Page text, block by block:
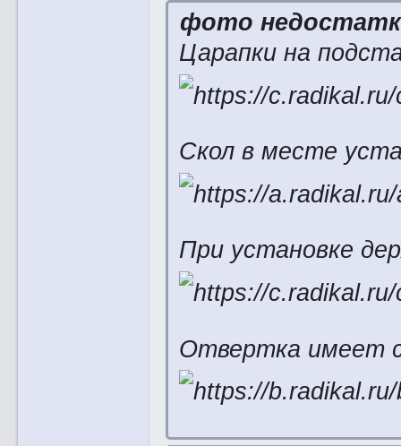
фото
Царапки на
Скол в месте
При установке
Отвертка имеет